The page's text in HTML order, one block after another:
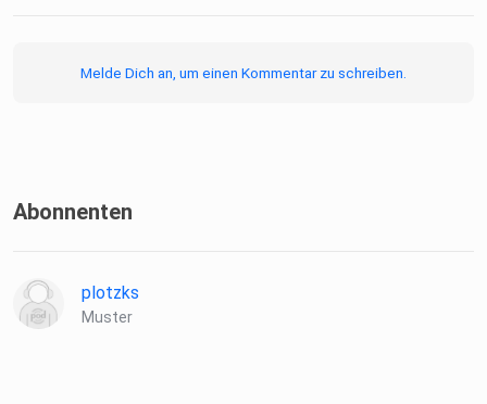
Melde Dich an, um einen Kommentar zu schreiben.
Abonnenten
plotzks
Muster